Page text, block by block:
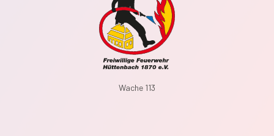
Wache 113